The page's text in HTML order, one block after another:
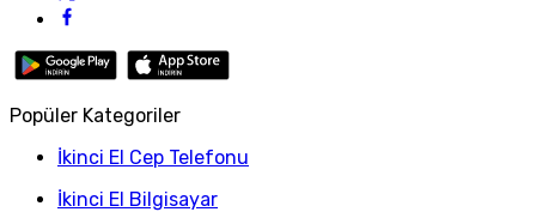
Popüler Kategoriler
İkinci El Cep Telefonu
İkinci El Bilgisayar